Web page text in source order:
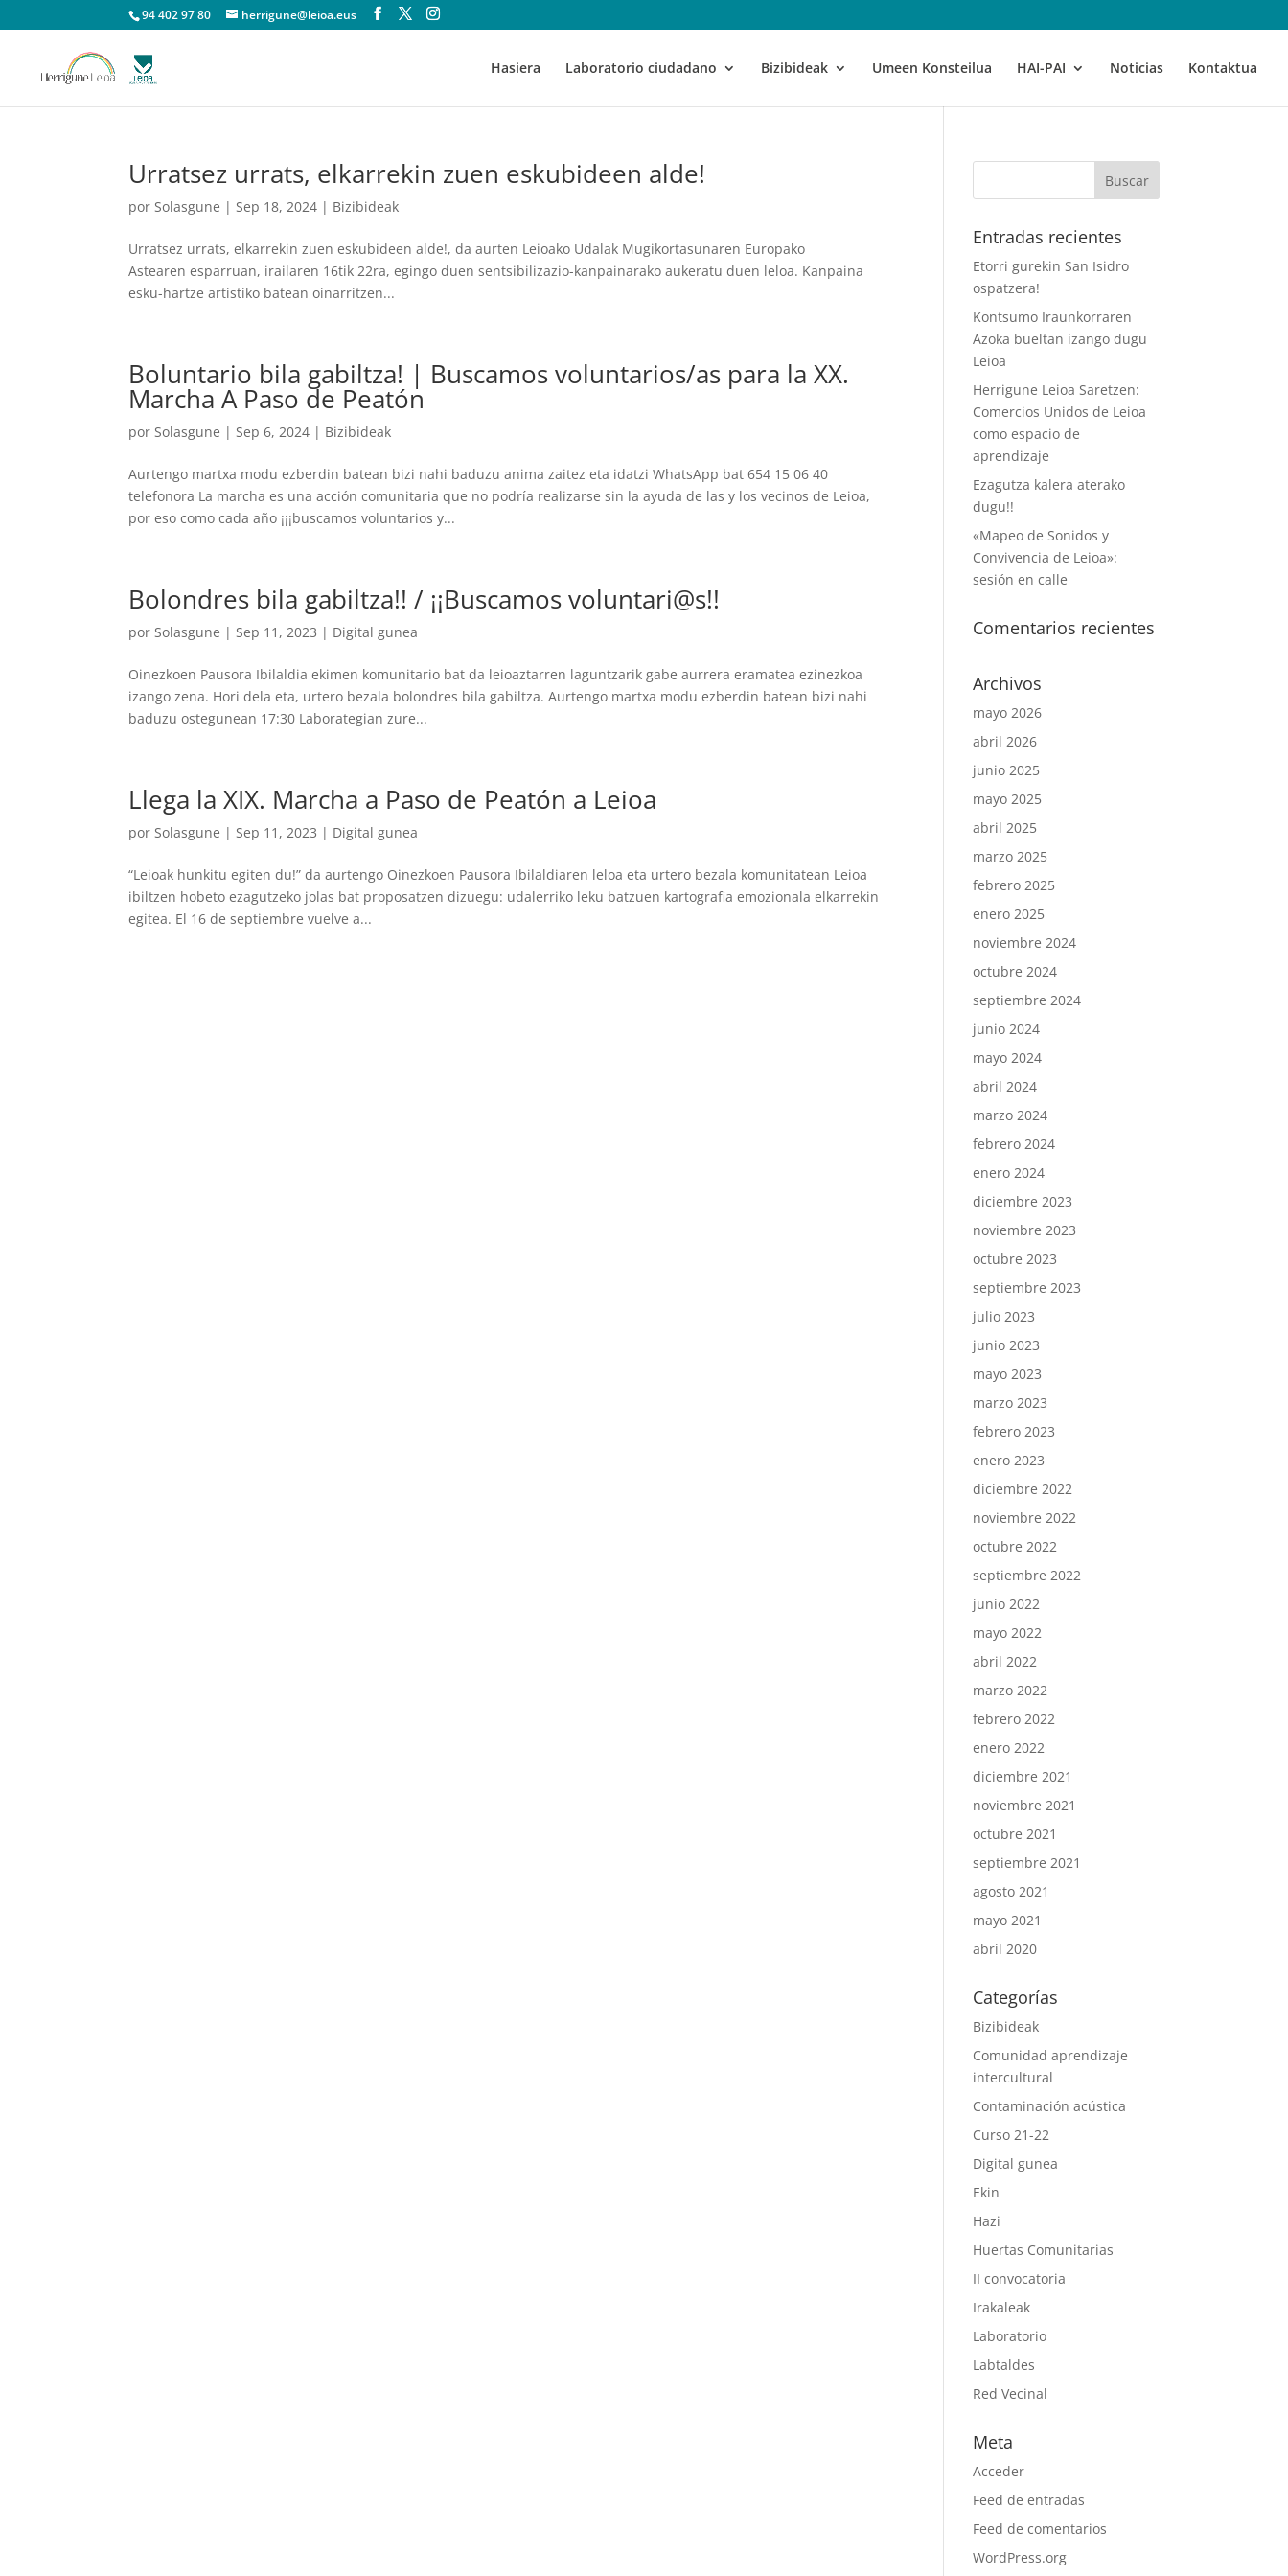
94 402 97 80 herrigune@leioa.eus
Hasiera Laboratorio ciudadano Bizibideak Umeen Konsteilua HAI-PAI Noticias Kontaktua
Urratsez urrats, elkarrekin zuen eskubideen alde!
porSolasgune |Sep 18, 2024 | Bizibideak
Urratsez urrats, elkarrekin zuen eskubideen alde!, da aurten Leioako Udalak Mugikortasunaren Europako
Astearen esparruan, irailaren 16tik 22ra, egingo duen sentsibilizazio-kanpainarako aukeratu duen leloa. Kanpaina
esku-hartze artistiko batean oinarritzen...
Boluntario bila gabiltza! | Buscamos voluntarios/as para la XX.
Marcha A Paso de Peatón
porSolasgune |Sep 6, 2024 | Bizibideak
Aurtengo martxa modu ezberdin batean bizi nahi baduzu anima zaitez eta idatzi WhatsApp bat 654 15 06 40
telefonora La marcha es una acción comunitaria que no podría realizarse sin la ayuda de las y los vecinos de Leioa,
por eso como cada año ¡¡¡buscamos voluntarios y...
Bolondres bila gabiltza!! / ¡¡Buscamos voluntari@s!!
porSolasgune |Sep 11, 2023 | Digital gunea
Oinezkoen Pausora Ibilaldia ekimen komunitario bat da leioaztarren laguntzarik gabe aurrera eramatea ezinezkoa
izango zena. Hori dela eta, urtero bezala bolondres bila gabiltza. Aurtengo martxa modu ezberdin batean bizi nahi
baduzu ostegunean 17:30 Laborategian zure...
Llega la XIX. Marcha a Paso de Peatón a Leioa
porSolasgune |Sep 11, 2023 | Digital gunea
“Leioak hunkitu egiten du!” da aurtengo Oinezkoen Pausora Ibilaldiaren leloa eta urtero bezala komunitatean Leioa
ibiltzen hobeto ezagutzeko jolas bat proposatzen dizuegu: udalerriko leku batzuen kartografia emozionala elkarrekin
egitea. El 16 de septiembre vuelve a...
Entradas recientes
Etorri gurekin San Isidro
ospatzera!
Kontsumo Iraunkorraren
Azoka bueltan izango dugu
Leioa
Herrigune Leioa Saretzen:
Comercios Unidos de Leioa
como espacio de
aprendizaje
Ezagutza kalera aterako
dugu!!
«Mapeo de Sonidos y
Convivencia de Leioa»:
sesión en calle
Comentarios recientes
Archivos
mayo 2026
abril 2026
junio 2025
mayo 2025
abril 2025
marzo 2025
febrero 2025
enero 2025
noviembre 2024
octubre 2024
septiembre 2024
junio 2024
mayo 2024
abril 2024
marzo 2024
febrero 2024
enero 2024
diciembre 2023
noviembre 2023
octubre 2023
septiembre 2023
julio 2023
junio 2023
mayo 2023
marzo 2023
febrero 2023
enero 2023
diciembre 2022
noviembre 2022
octubre 2022
septiembre 2022
junio 2022
mayo 2022
abril 2022
marzo 2022
febrero 2022
enero 2022
diciembre 2021
noviembre 2021
octubre 2021
septiembre 2021
agosto 2021
mayo 2021
abril 2020
Categorías
Bizibideak
Comunidad aprendizaje
intercultural
Contaminación acústica
Curso 21-22
Digital gunea
Ekin
Hazi
Huertas Comunitarias
II convocatoria
Irakaleak
Laboratorio
Labtaldes
Red Vecinal
Meta
Acceder
Feed de entradas
Feed de comentarios
WordPress.org